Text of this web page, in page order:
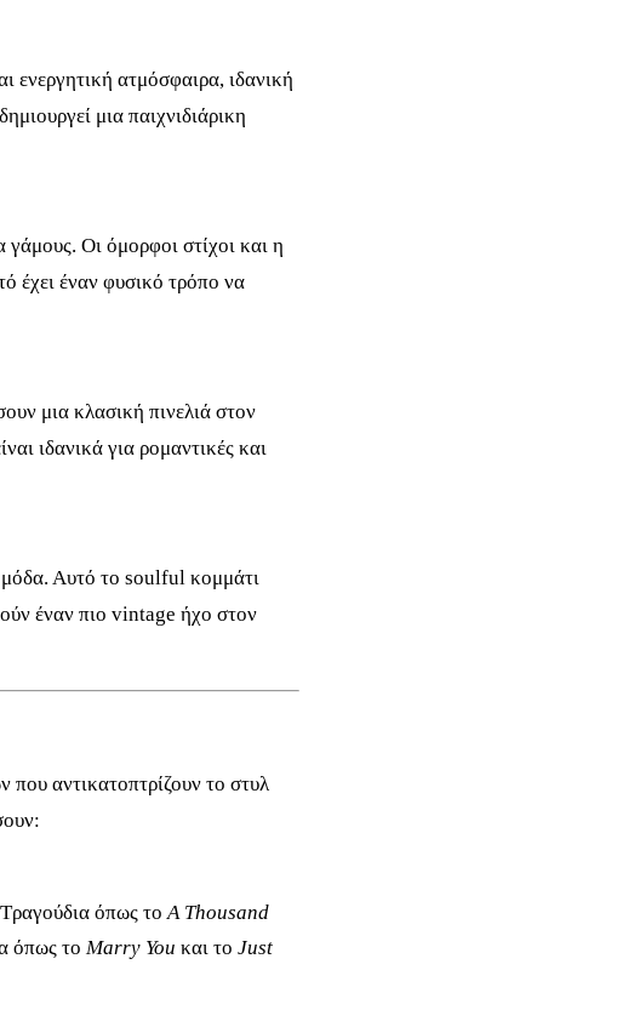
ενεργητική ατμόσφαιρα, ιδανική
μια παιχνιδιάρικη
Οι όμορφοι στίχοι και η
έχει έναν φυσικό τρόπο να
μια κλασική πινελιά στον
ιδανικά για ρομαντικές και
μόδα. Αυτό το soulful κομμάτι
έναν πιο vintage ήχο στον
αντικατοπτρίζουν το στυλ
όπως το A Thousand
όπως το Marry You και το Just